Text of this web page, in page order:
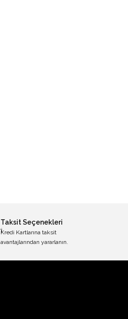
Taksit Seçenekleri
Kredi Kartlarına taksit
avantajlarından yararlanın.